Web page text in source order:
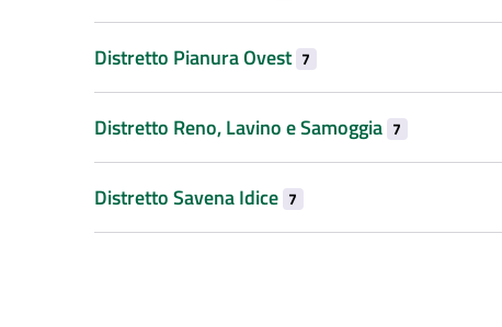
Distretto Pianura Ovest 7
Distretto Reno, Lavino e Samoggia 7
Distretto Savena Idice 7